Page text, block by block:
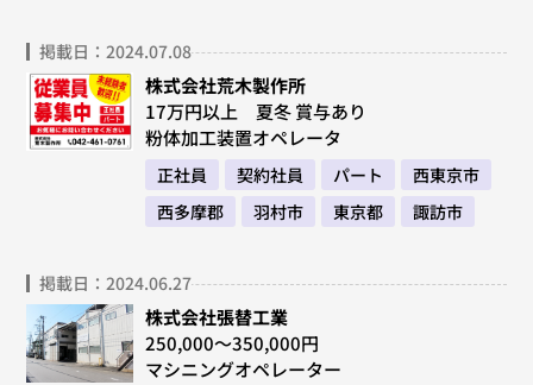
掲載日：2024.07.08
株式会社荒木製作所
17万円以上 夏冬 賞与あり
粉体加工装置オペレータ
正社員 契約社員 パート
西東京市
西多摩郡
羽村市 東京都 諏訪市
掲載日：2024.06.27
株式会社張替工業
250,000～350,000円
マシニングオペレーター